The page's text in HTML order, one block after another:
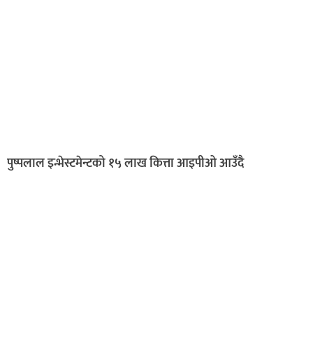
पुष्पलाल इन्भेस्टमेन्टको १५ लाख कित्ता आइपीओ आउँदै